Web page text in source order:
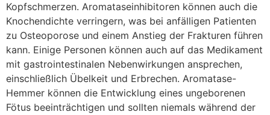
Kopfschmerzen. Aromataseinhibitoren können auch die
Knochendichte verringern, was bei anfälligen Patienten
zu Osteoporose und einem Anstieg der Frakturen führen
kann. Einige Personen können auch auf das Medikament
mit gastrointestinalen Nebenwirkungen ansprechen,
einschließlich Übelkeit und Erbrechen. Aromatase-
Hemmer können die Entwicklung eines ungeborenen
Fötus beeinträchtigen und sollten niemals während der